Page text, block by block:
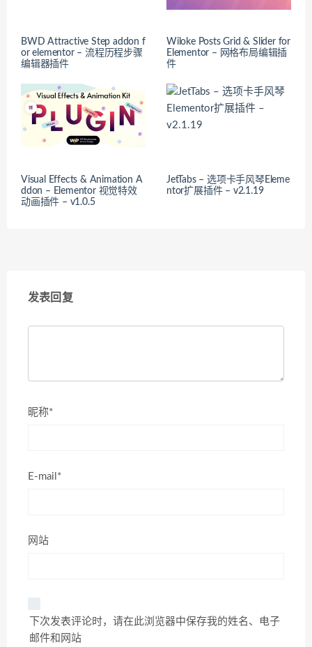
BWD Attractive Step addon f
or elementor – 流程历程步骤
编辑器插件
Wiloke Posts Grid & Slider for
Elementor – 网格布局编辑插
件
Visual Effects & Animation A
ddon – Elementor 视觉特效
动画插件 – v1.0.5
JetTabs – 选项卡手风琴Eleme
ntor扩展插件 – v2.1.19
发表回复
昵称*
E-mail*
网站
下次发表评论时，请在此浏览器中保存我的姓名、电子
邮件和网站